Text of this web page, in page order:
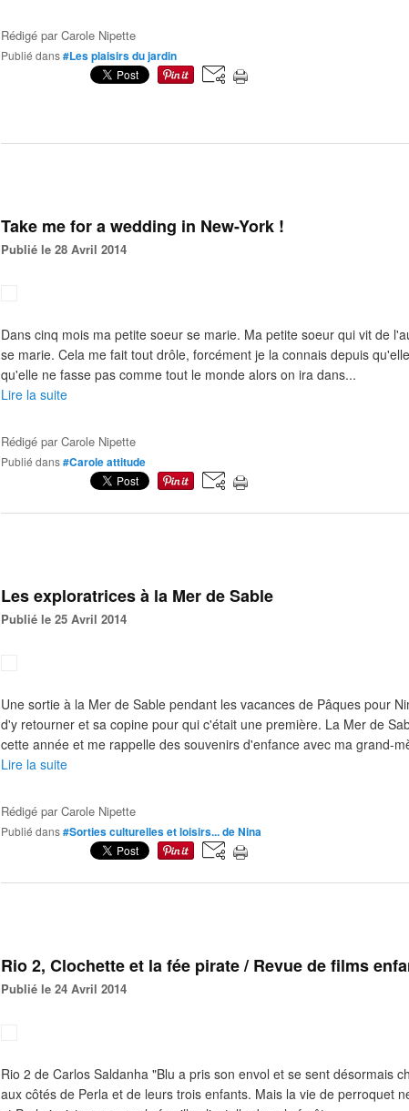
Rédigé parCarole Nipette
Publié dans#Les plaisirs du jardin
Take me for a wedding in New-York !
Publié le 28 Avril 2014
Dans cinq mois ma petite soeur se marie. Ma petite soeur qui vit de
se marie. Cela me fait tout drôle, forcément je la connais depuis
qu'elle ne fasse pas comme tout le monde alors on ira dans...
Lire la suite
Rédigé parCarole Nipette
Publié dans#Carole attitude
Les exploratrices à la Mer de Sable
Publié le 25 Avril 2014
Une sortie à la Mer de Sable pendant les vacances de Pâques pour
d'y retourner et sa copine pour qui c'était une première. La Mer de
cette année et me rappelle des souvenirs d'enfance avec ma grand-
Lire la suite
Rédigé parCarole Nipette
Publié dans#Sorties culturelles et loisirs... de Nina
Rio 2, Clochette et la fée pirate / Revue de films
Publié le 24 Avril 2014
Rio 2 de Carlos Saldanha "Blu a pris son envol et se sent désormais
aux côtés de Perla et de leurs trois enfants. Mais la vie de perroquet